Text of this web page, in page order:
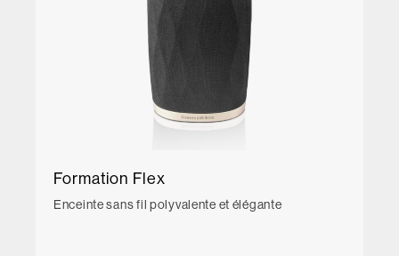
Formation Flex
Enceinte sans fil polyvalente et élégante